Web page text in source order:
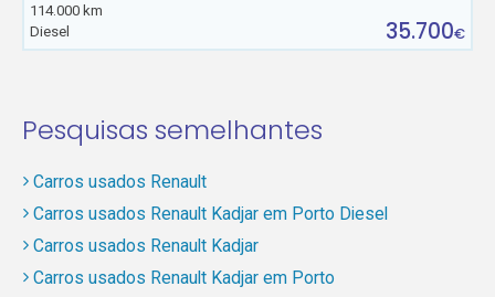
114.000 km
Diesel
35.700€
Pesquisas semelhantes
Carros usados Renault
Carros usados Renault Kadjar em Porto Diesel
Carros usados Renault Kadjar
Carros usados Renault Kadjar em Porto